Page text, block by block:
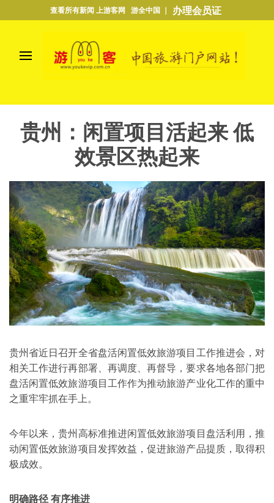
查看所有新闻 上游客网 游全中国 ｜ 办理会员证
贵州：闲置项目活起来 低
效景区热起来
贵州省近日召开全省盘活闲置低效旅游项目工作推进会，对
相关工作进行再部署、再调度、再督导，要求各地各部门把
盘活闲置低效旅游项目工作作为推动旅游产业化工作的重中
之重牢牢抓在手上。
今年以来，贵州高标准推进闲置低效旅游项目盘活利用，推
动闲置低效旅游项目发挥效益，促进旅游产品提质，取得积
极成效。
明确路径 有序推进